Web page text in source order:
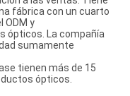
fábrica con un cuarto
ODM y
ópticos. La compañía
sumamente
tienen más de 15
ópticos.